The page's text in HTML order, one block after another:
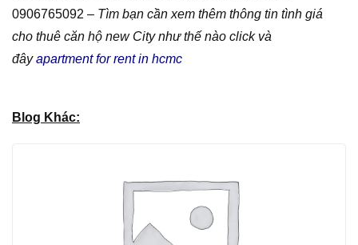
0906765092 – Tìm bạn cần xem thêm thông tin tình giá
cho thuê căn hộ new City như thế nào click và
đâyapartment for rent in hcmc
Blog Khác: